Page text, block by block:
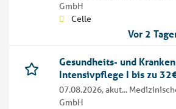
GmbH
Celle
Vor 2
Gesundheits- und
Intensivpflege I bis zu
07.08.2026,akut...
GmbH